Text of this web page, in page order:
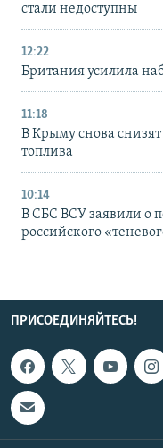
стали недоступны
12:22
Британия усилила
11:18
В Крыму снова
топлива
10:14
В СБС ВСУ заявили о
российского
ПРИСОЕДИНЯЙТЕСЬ!